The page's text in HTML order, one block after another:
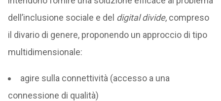
dell’inclusione sociale e del digital divide, compreso
il divario di genere, proponendo un approccio di tipo
multidimensionale:
agire sulla connettività (accesso a una
connessione di qualità)